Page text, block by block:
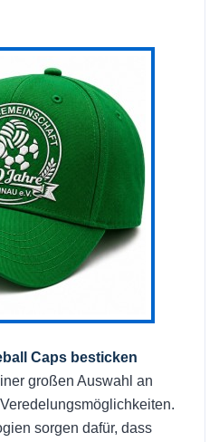
Caps besticken
großen Auswahl an
sorgen dafür, dass